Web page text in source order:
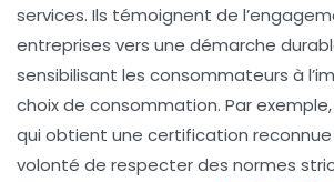
services. Ils témoignent de
entreprises vers une démarche
sensibilisant les consommateurs à
choix de consommation. Par
qui obtient une certification
volonté de respecter des normes